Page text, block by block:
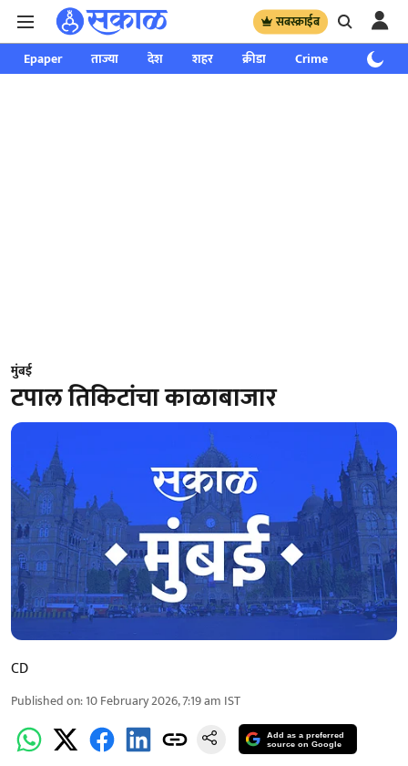
सबस्क्राईब
Epaper ताज्या देश शहर क्रीडा Crime साप्ताहिक
मुंबई
टपाल तिकिटांचा काळाबाजार
CD
Published on:10 February 2026, 7:19 am IST
Add as a preferred
source on Google